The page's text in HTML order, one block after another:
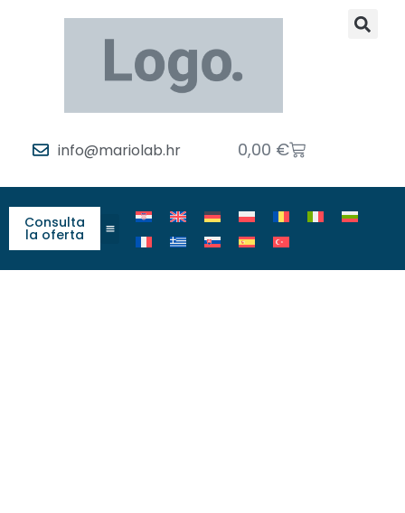
info@mariolab.hr 0,00 €
Consulta
la oferta